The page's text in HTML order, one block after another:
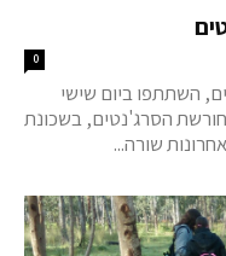
0
השתתפו ביום שישי
הסרג'נטים, בשכונת
שורה...